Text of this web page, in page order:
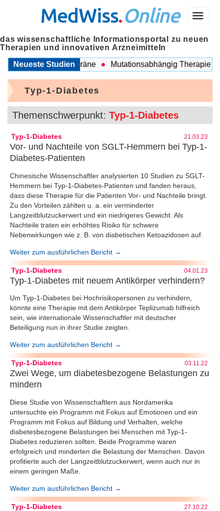
Menü
MedWiss.Online
das wissenschaftliche Informationsportal zu neuen
Therapien und innovativen Arzneimitteln
Neueste Studien
COPD und Migräne Mutationsabhängig Therapie
Typ-1-Diabetes
Themenschwerpunkt: Typ-1-Diabetes
Typ-1-Diabetes 21.03.23
Vor- und Nachteile von SGLT-Hemmern bei Typ-1-
Diabetes-Patienten
Chinesische Wissenschaftler analysierten 10 Studien zu SGLT-
Hemmern bei Typ-1-Diabetes-Patienten und fanden heraus,
dass diese Therapie für die Patienten Vor- und Nachteile bringt.
Zu den Vorteilen zählten u. a. ein verminderter
Langzeitblutzuckerwert und ein niedrigeres Gewicht. Als
Nachteile traten ein erhöhtes Risiko für schwere
Nebenwirkungen wie z. B. von diabetischen Ketoazidosen auf.
Weiter zum ausführlichen Bericht →
Typ-1-Diabetes 04.01.23
Typ-1-Diabetes mit neuem Antikörper verhindern?
Um Typ-1-Diabetes bei Hochrisikopersonen zu verhindern,
könnte eine Therapie mit dem Antikörper Teplizumab hilfreich
sein, wie internationale Wissenschaftler mit deutscher
Beteiligung nun in ihrer Studie zeigten.
Weiter zum ausführlichen Bericht →
Typ-1-Diabetes 03.11.22
Zwei Wege, um diabetesbezogene Belastungen zu
mindern
Diese Studie von Wissenschaftlern aus Nordamerika
untersuchte ein Programm mit Fokus auf Emotionen und ein
Programm mit Fokus auf Bildung und Verhalten, welche
diabetesbezogene Belastungen bei Menschen mit Typ-1-
Diabetes reduzieren sollten. Beide Programme waren
erfolgreich und minderten die Belastung der Menschen. Davon
profitierte auch der Langzeitblutzuckerwert, wenn auch nur in
einem geringen Maße.
Weiter zum ausführlichen Bericht →
Typ-1-Diabetes 27.10.22